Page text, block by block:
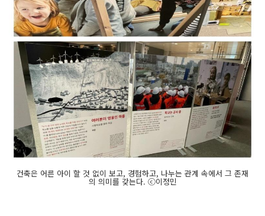
건축은 어른 아이 할 것 없이 보고, 경험하고, 나누는 관계 속에서 그 존재
의 의미를 갖는다. ⓒ이정민